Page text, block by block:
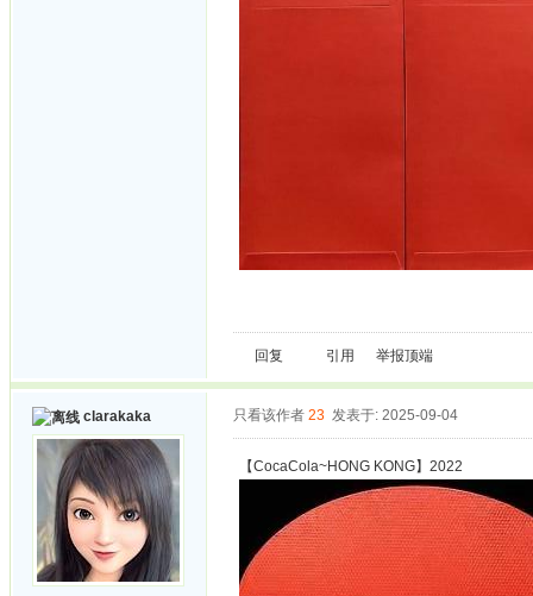
回复 引用 举报顶端
clarakaka 只看该作者 23 发表于: 2025-09-04
【CocaCola~HONG KONG】2022